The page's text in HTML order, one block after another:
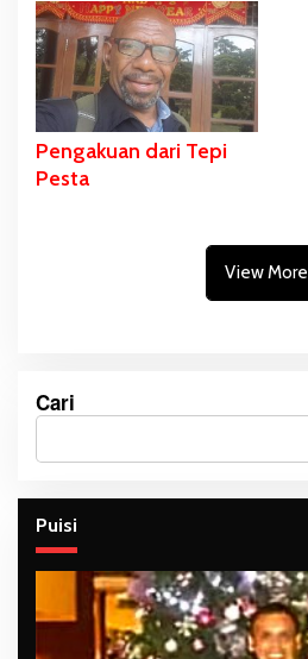
Pengakuan dari Tepi
Pesta
View More
Cari
Puisi